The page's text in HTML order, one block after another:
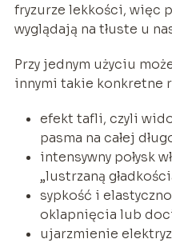
fryzurze lekkości, więc
wyglądają na tłuste u
Przy jednym użyciu
innymi takie konkretne
efekt tafli, czyli
pasma na całej
intensywny połysk
„lustrzaną
sypkość i
oklapnięcia lub
ujarzmienie